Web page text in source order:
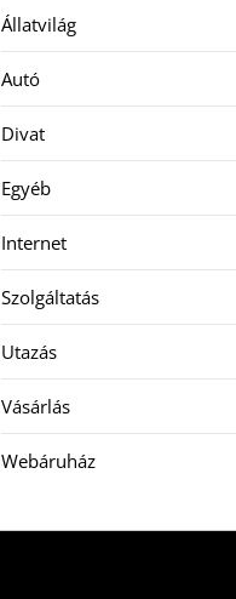
Állatvilág
Autó
Divat
Egyéb
Internet
Szolgáltatás
Utazás
Vásárlás
Webáruház